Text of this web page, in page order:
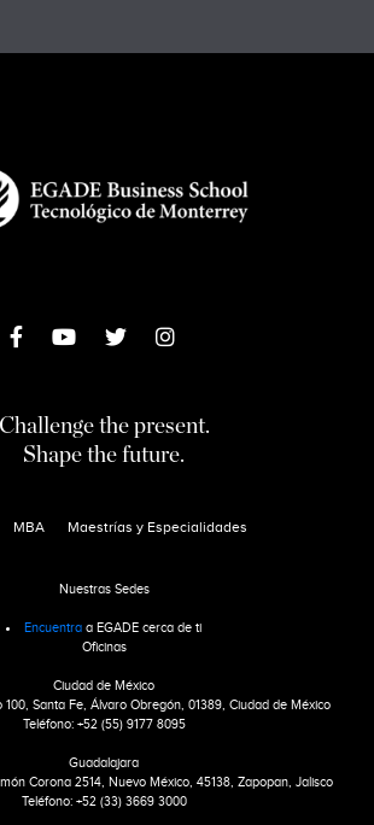
Challenge the present.
Shape the future.
MBA Maestrías y Especialidades
Nuestras Sedes
Encuentra a EGADE cerca de ti
Oficinas
Ciudad de México
100, Santa Fe, Álvaro Obregón, 01389, Ciudad de México
Teléfono: +52 (55) 9177 8095
Guadalajara
Corona 2514, Nuevo México, 45138, Zapopan, Jalisco
Teléfono: +52 (33) 3669 3000